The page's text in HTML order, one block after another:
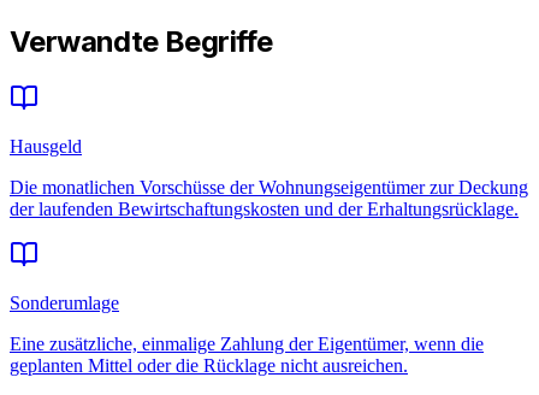
Verwandte Begriffe
Hausgeld
Die monatlichen Vorschüsse der Wohnungseigentümer zur Deckung
der laufenden Bewirtschaftungskosten und der Erhaltungsrücklage.
Sonderumlage
Eine zusätzliche, einmalige Zahlung der Eigentümer, wenn die
geplanten Mittel oder die Rücklage nicht ausreichen.